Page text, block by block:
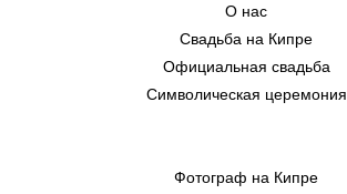
О нас
Свадьба на Кипре
Официальная свадьба
Символическая церемония
Фотограф на Кипре